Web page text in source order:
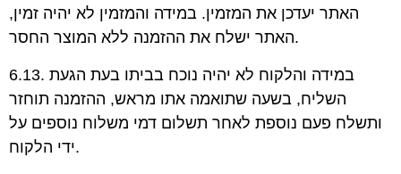
האתר יעדכן את המזמין. במידה והמזמין לא יהיה זמין,
האתר ישלח את ההזמנה ללא המוצר החסר.
6.13. במידה והלקוח לא יהיה נוכח בביתו בעת הגעת
השליח, בשעה שתואמה אתו מראש, ההזמנה תוחזר
ותשלח פעם נוספת לאחר תשלום דמי משלוח נוספים על
ידי הלקוח.